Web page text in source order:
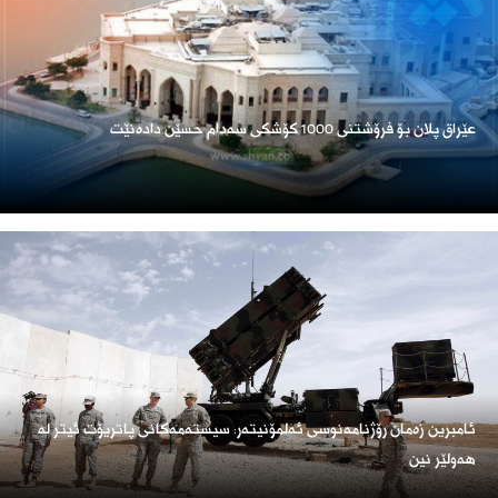
عێراق پلان بۆ فرۆشتنی 1000 کۆشکی سەدام حسێن دادەنێت
ئامبرین زەمان رۆژنامەنوسی ئەلمۆنیتەر: سیستەمەکانی پاتریۆت ئیتر لە
هەولێر نین